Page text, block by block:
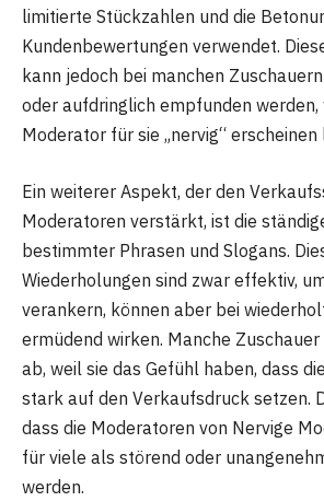
limitierte Stückzahlen und die
Kundenbewertungen verwendet.
kann jedoch bei manchen
oder aufdringlich empfunden werden,
Moderator für sie „nervig“ erscheinen
Ein weiterer Aspekt, der den
Moderatoren verstärkt, ist die
bestimmter Phrasen und Slogans.
Wiederholungen sind zwar effektiv,
verankern, können aber bei
ermüdend wirken. Manche
ab, weil sie das Gefühl haben, dass
stark auf den Verkaufsdruck setzen.
dass die Moderatoren von Nervige
für viele als störend oder
werden.